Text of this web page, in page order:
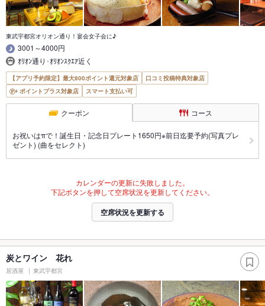
東武宇都宮オリオン通り！宴会女子会に♪
3001～4000円
ｵﾘｵﾝ通り･ｵﾘｵﾝｽｸｴｱ近く
【アプリ予約限定】最大800ポイント還元対象店
口コミ投稿特典対象店
ポイントプラス対象店
スマート支払い可
クーポン コース
お祝いはπで！誕生日・記念日プレート1650円※前日迄要予約(写真プレ
ゼント) (曲をセレクト)
カレンダーの更新に失敗しました。
下記ボタンを押して空席状況を更新してください。
空席状況を更新する
炭とワイン 花れ
居酒屋 東武宇都宮